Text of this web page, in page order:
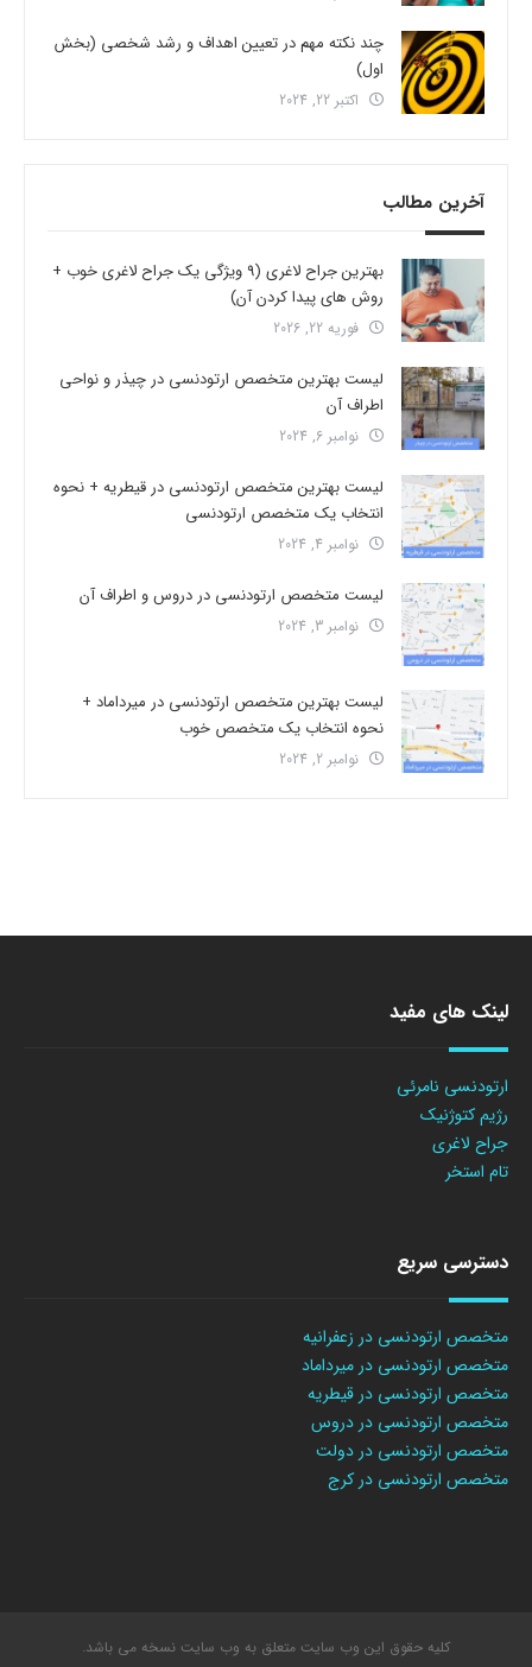
چند نکته مهم در تعیین اهداف و رشد شخصی (بخش
اول)
اکتبر 22, 2024
آخرین مطالب
بهترین جراح لاغری (9 ویژگی یک جراح لاغری خوب +
روش های پیدا کردن آن)
فوریه 22, 2026
لیست بهترین متخصص ارتودنسی در چیذر و نواحی
اطراف آن
نوامبر 6, 2024
لیست بهترین متخصص ارتودنسی در قیطریه + نحوه
انتخاب یک متخصص ارتودنسی
نوامبر 4, 2024
لیست متخصص ارتودنسی در دروس و اطراف آن
نوامبر 3, 2024
لیست بهترین متخصص ارتودنسی در میرداماد +
نحوه انتخاب یک متخصص خوب
نوامبر 2, 2024
لینک های مفید
ارتودنسی نامرئی
رژیم کتوژنیک
جراح لاغری
تام استخر
دسترسی سریع
متخصص ارتودنسی در زعفرانیه
متخصص ارتودنسی در میرداماد
متخصص ارتودنسی در قیطریه
متخصص ارتودنسی در دروس
متخصص ارتودنسی در دولت
متخصص ارتودنسی در کرج
کلیه حقوق این وب سایت متعلق به وب سایت نسخه می باشد.